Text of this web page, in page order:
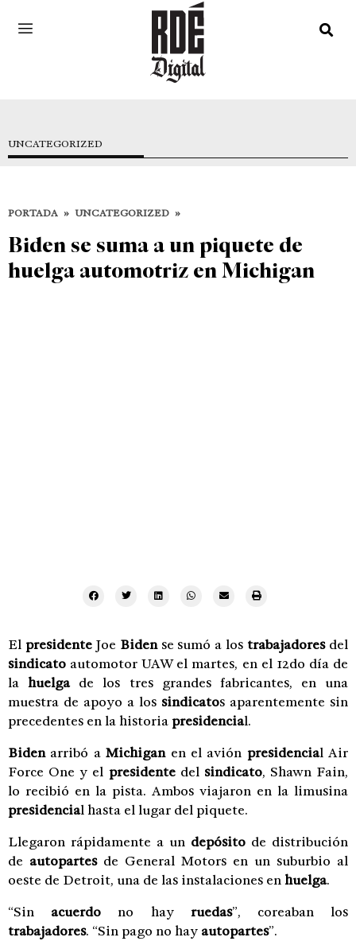
UNCATEGORIZED
PORTADA » UNCATEGORIZED »
Biden se suma a un piquete de
huelga automotriz en Michigan
El presidenteJoe Bidense sumó a los trabajadoresdel
sindicato automotor UAW el martes, en el 12do día de
lahuelgade los tres grandes fabricantes, en una
muestra de apoyo a los sindicatos aparentemente sin
precedentes en la historiapresidencial.
Bidenarribó aMichiganen el avión presidencial Air
Force One y el presidentedel sindicato, Shawn Fain,
lo recibió en la pista. Ambos viajaron en la limusina
presidencial hasta el lugar del piquete.
Llegaron rápidamente a un depósito de distribución
de autopartesde General Motors en un suburbio al
oeste de Detroit, una de las instalaciones enhuelga.
“Sin acuerdo no hay ruedas”, coreaban los
trabajadores. “Sin pago no hay autopartes”.